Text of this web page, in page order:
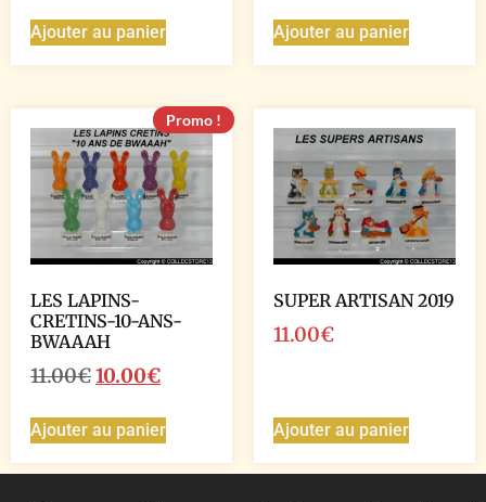
Ajouter au panier Ajouter au panier
Promo !
LES LAPINS-
CRETINS-10-ANS-
BWAAAH
11.00€10.00€
Ajouter au panier
SUPER ARTISAN 2019
11.00€
Ajouter au panier